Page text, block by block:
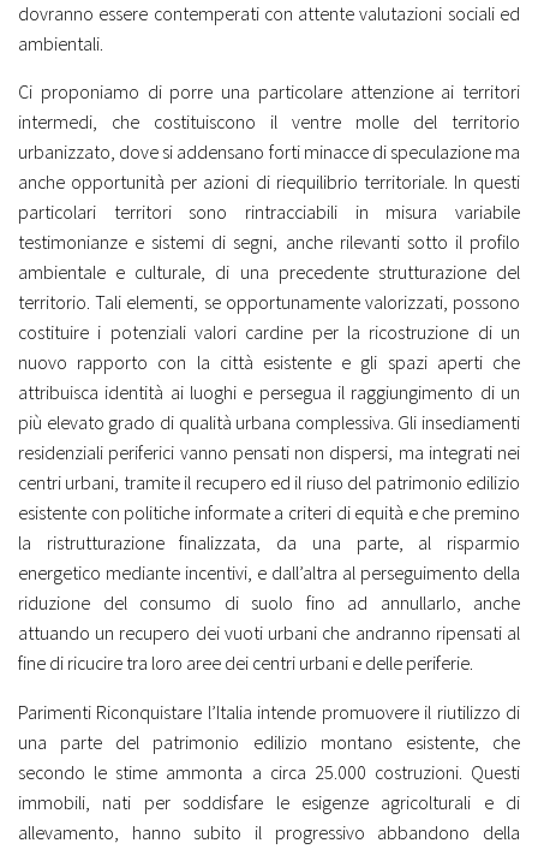
dovranno essere contemperati con attente valutazioni sociali ed
ambientali.
Ci proponiamo di porre una particolare attenzione ai territori
intermedi, che costituiscono il ventre molle del territorio
urbanizzato, dove si addensano forti minacce di speculazione ma
anche opportunità per azioni di riequilibrio territoriale. In questi
particolari territori sono rintracciabili in misura variabile
testimonianze e sistemi di segni, anche rilevanti sotto il profilo
ambientale e culturale, di una precedente strutturazione del
territorio. Tali elementi, se opportunamente valorizzati, possono
costituire i potenziali valori cardine per la ricostruzione di un
nuovo rapporto con la città esistente e gli spazi aperti che
attribuisca identità ai luoghi e persegua il raggiungimento di un
più elevato grado di qualità urbana complessiva. Gli insediamenti
residenziali periferici vanno pensati non dispersi, ma integrati nei
centri urbani, tramite il recupero ed il riuso del patrimonio edilizio
esistente con politiche informate a criteri di equità e che premino
la ristrutturazione finalizzata, da una parte, al risparmio
energetico mediante incentivi, e dall’altra al perseguimento della
riduzione del consumo di suolo fino ad annullarlo, anche
attuando un recupero dei vuoti urbani che andranno ripensati al
fine di ricucire tra loro aree dei centri urbani e delle periferie.
Parimenti Riconquistare l’Italia intende promuovere il riutilizzo di
una parte del patrimonio edilizio montano esistente, che
secondo le stime ammonta a circa 25.000 costruzioni. Questi
immobili, nati per soddisfare le esigenze agricolturali e di
allevamento, hanno subito il progressivo abbandono della